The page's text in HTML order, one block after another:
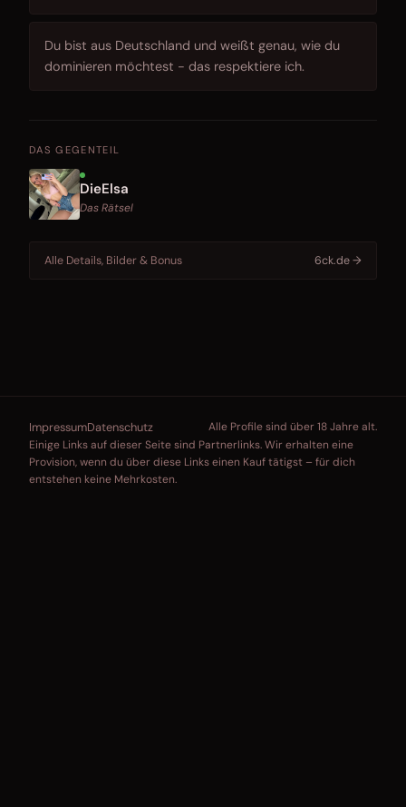
Du bist aus Deutschland und weißt genau, wie du
dominieren möchtest - das respektiere ich.
DAS GEGENTEIL
DieElsa
Das Rätsel
Alle Details, Bilder & Bonus 6ck.de →
ImpressumDatenschutz
Alle Profile sind über 18 Jahre alt.
Einige Links auf dieser Seite sind Partnerlinks. Wir erhalten eine
Provision, wenn du über diese Links einen Kauf tätigst – für dich
entstehen keine Mehrkosten.